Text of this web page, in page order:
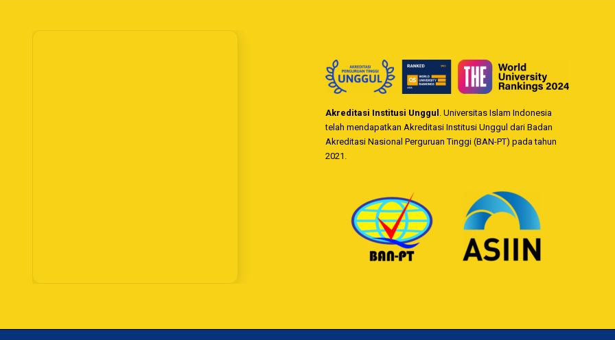
Akreditasi Institusi Unggul . Universitas Islam Indonesia
telah mendapatkan Akreditasi Institusi Unggul dari Badan
Akreditasi Nasional Perguruan Tinggi (BAN-PT) pada tahun
2021.